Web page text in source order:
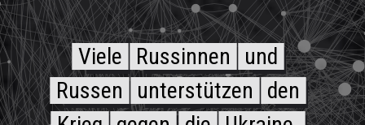
Viele Russinnen
und
Russen
unterstützen
den